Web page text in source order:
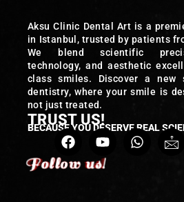
Aksu Clinic Dental Art is a
in Istanbul, trusted by patients
We blend scientific
technology, and aesthetic
class smiles. Discover a new
dentistry, where your smile is
not just treated.
TRUST US!
BECAUSE YOU DESERVE REAL
Follow us!
Follow us!
Follow us!
Follow us!
Follow us!
Follow us!
Follow us!
Follow us!